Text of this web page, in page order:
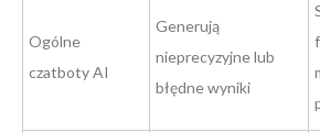
Ogólne
czatboty AI
Generują
nieprecyzyjne lub
błędne wyniki